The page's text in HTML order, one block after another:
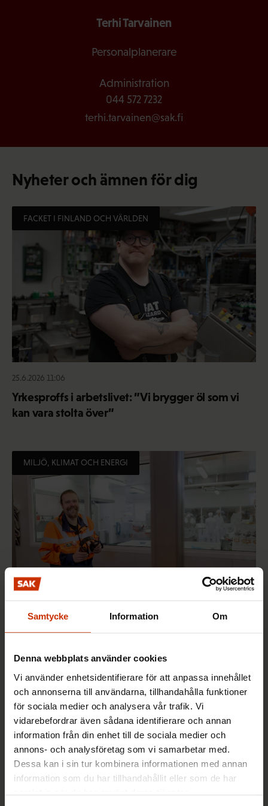
Samtycke Information Om
Denna webbplats använder cookies
Vi använder enhetsidentifierare för att anpassa innehållet
och annonserna till användarna, tillhandahålla funktioner
för sociala medier och analysera vår trafik. Vi
vidarebefordrar även sådana identifierare och annan
information från din enhet till de sociala medier och
annons- och analysföretag som vi samarbetar med.
Dessa kan i sin tur kombinera informationen med annan
information som du har tillhandahållit eller som de har
Terhi Tarvainen
Personalplanerare
Administration
044 572 7232
terhi.tarvainen@sak.fi
Nyheter och ämnen för dig
FACKET I FINLAND OCH VÄRLDEN
25.6.2026 11:06
Yrkesproffs i arbetslivet: ”Vi brygger öl som vi
kan vara stolta över”
MILJÖ, KLIMAT OCH ENERGI
2.6.2026 10:01
försvinner men nya uppstår i stället
FACKET I FINLAND OCH VÄRLDEN